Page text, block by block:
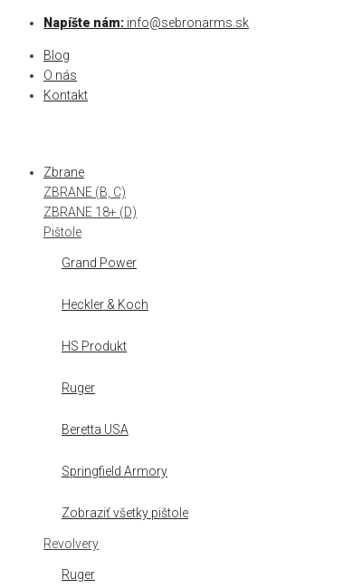
Skip
content
Napíšte nám: info@sebronarms.sk
Blog
O nás
Kontakt
Zbrane
ZBRANE (B, C)
ZBRANE 18+ (D)
Pištole
Grand Power
Heckler & Koch
HS Produkt
Ruger
Beretta USA
Springfield Armory
Zobraziť všetky pištole
Revolvery
Ruger